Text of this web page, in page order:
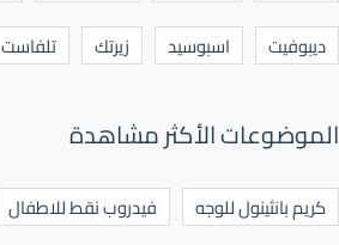
ديبوفيت
اسبوسيد زيرتك تلفاست
الموضوعات الأكثر مشاهدة
كريم بانثينول للوجه
فيدروب نقط للاطفال